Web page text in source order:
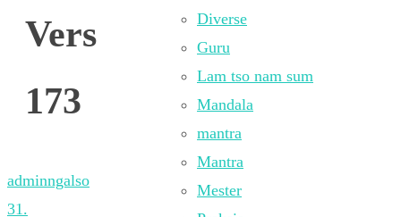
Vers
173
adminngalso
31.
Diverse
Guru
Lam tso nam sum
Mandala
mantra
Mantra
Mester